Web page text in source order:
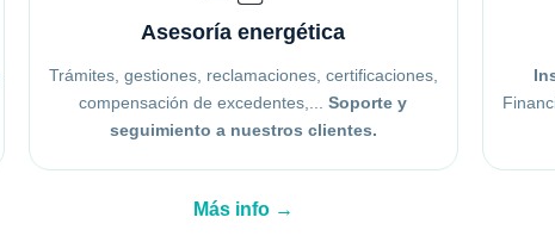
Asesoría energética
Trámites, gestiones, reclamaciones, certificaciones,
compensación de excedentes,...Soporte y
seguimiento a nuestros clientes.
Más info →